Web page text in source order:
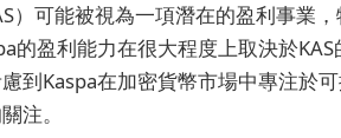
）可能被視為一項潛在的盈利事業
的盈利能力在很大程度上取決於
到Kaspa在加密貨幣市場中專注於
注。